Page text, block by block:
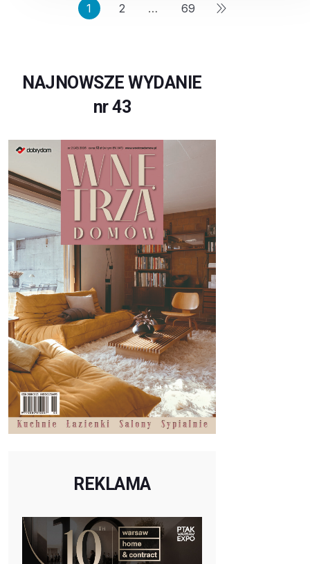
1 2 … 69
NAJNOWSZE WYDANIE
nr 43
REKLAMA